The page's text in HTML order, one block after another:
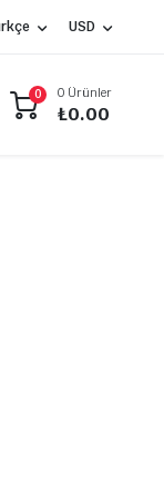
USD
0 0 Ürünler
₺0.00